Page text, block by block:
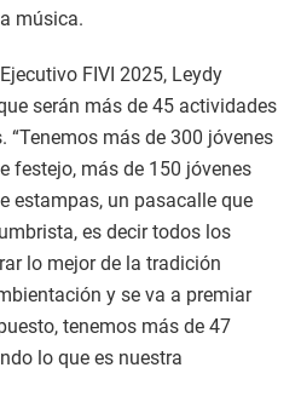
música.
FIVI 2025, Leydy
serán más de 45 actividades
“Tenemos más de 300 jóvenes
festejo, más de 150 jóvenes
estampas, un pasacalle que
es decir todos los
lo mejor de la tradición
y se va a premiar
tenemos más de 47
lo que es nuestra